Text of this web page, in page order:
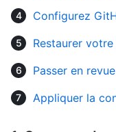
Configurez
Restaurer
Passer en
Appliquer la